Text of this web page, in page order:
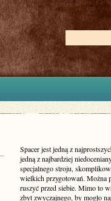
Spacer jest jedną z
jedną z najbardziej
specjalnego stroju,
wielkich przygotowań. Można
ruszyć przed siebie. Mimo to
zbyt zwyczajnego, by mogło